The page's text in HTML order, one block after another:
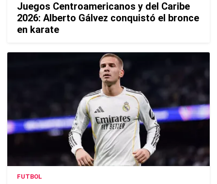
Juegos Centroamericanos y del Caribe
2026: Alberto Gálvez conquistó el bronce
en karate
FUTBOL